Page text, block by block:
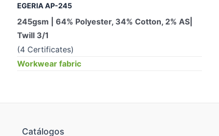
EGERIA AP-245
245gsm | 64% Polyester, 34% Cotton, 2% AS|
Twill 3/1
(4 Certificates)
Workwear fabric
Catálogos